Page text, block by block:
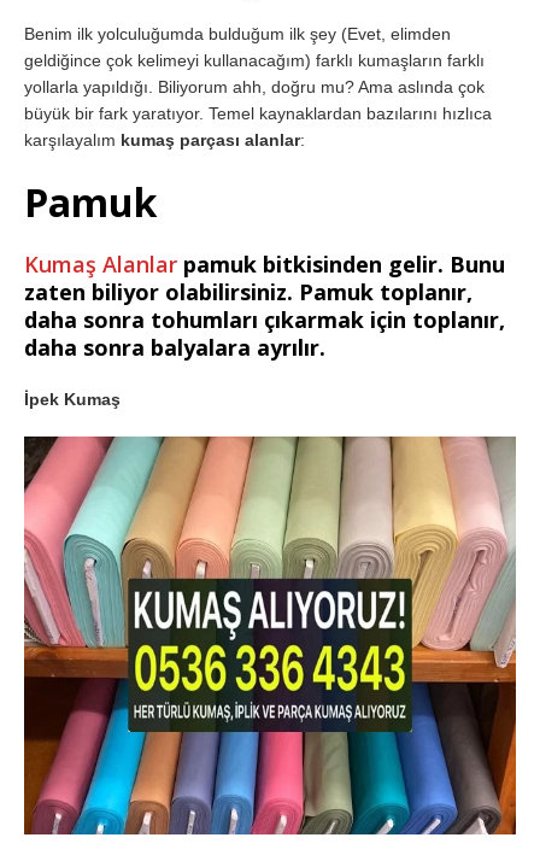
Benim ilk yolculuğumda bulduğum ilk şey (Evet, elimden
geldiğince çok kelimeyi kullanacağım) farklı kumaşların farklı
yollarla yapıldığı. Biliyorum ahh, doğru mu? Ama aslında çok
büyük bir fark yaratıyor. Temel kaynaklardan bazılarını hızlıca
karşılayalım kumaş parçası alanlar:
Pamuk
Kumaş Alanlar pamuk bitkisinden gelir. Bunu
zaten biliyor olabilirsiniz. Pamuk toplanır,
daha sonra tohumları çıkarmak için toplanır,
daha sonra balyalara ayrılır.
İpek Kumaş